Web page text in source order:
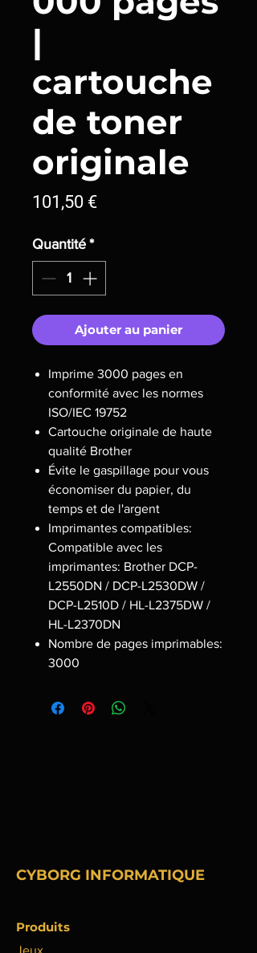
|
cartouche
de toner
originale
101,50 €Prix
Quantité *
Ajouter au panier
Imprime 3000 pages en
conformité avec les normes
ISO/IEC 19752
Cartouche originale de haute
qualité Brother
Évite le gaspillage pour vous
économiser du papier, du
temps et de l'argent
Imprimantes compatibles:
Compatible avec les
imprimantes: Brother DCP-
L2550DN / DCP-L2530DW /
DCP-L2510D / HL-L2375DW /
HL-L2370DN
Nombre de pages imprimables:
3000
CYBORG INFORMATIQUE
Produits